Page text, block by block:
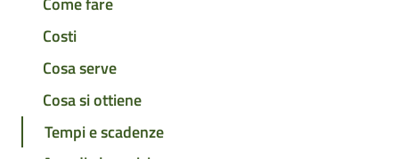
Costi
Cosa serve
Cosa si ottiene
Tempi e scadenze